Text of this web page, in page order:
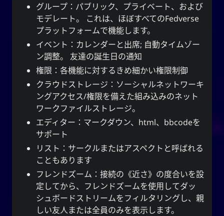
グループ：パブリック、プライベート、および
モデレート。 これは、ほぼすべてのFedverse
プラットフォームで機能します。
イベント：カレンダーと出席; 自動タイムゾー
ン調整。 友達の誕生日の通知
権限：各機能に対するきめ細かい権限制御
クラウドストレージ：ソーシャルネットワーキ
ングアクセス/権限を備えた組み込みのネット
ワークファイルストレージ。
エディター：マークダウン、html、bbcodeを
サポート
リスト： サークルまたはアスペクト と呼ばれる
こともあります
フレンドズーム：接続の《近さ》の度合いを設
定してから、フレンドズームを使用してダッ
シュボードストリームをフィルタリングし、親
しい友人または全員のみを表示します。